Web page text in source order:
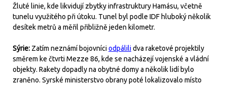
Žluté linie, kde likvidují zbytky infrastruktury Hamásu, včetně
tunelu využitého při útoku. Tunel byl podle IDF hluboký několik
desítek metrů a měřil přibližně jeden kilometr.
Sýrie: Zatím neznámí bojovníciodpálilidva raketové projektily
směrem ke čtvrti Mezze 86, kde se nacházejí vojenské a vládní
objekty. Rakety dopadly na obytné domy a několik lidí bylo
zraněno. Syrské ministerstvo obrany poté lokalizovalo místo